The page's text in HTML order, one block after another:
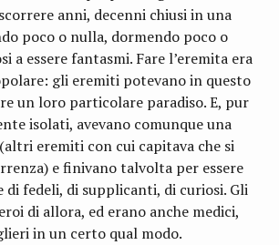
anni, decenni chiusi in una
poco o nulla, dormendo poco o
a essere fantasmi. Fare l’eremita era
gli eremiti potevano in questo
un loro particolare paradiso. E, pur
isolati, avevano comunque una
eremiti con cui capitava che si
e finivano talvolta per essere
di fedeli, di supplicanti, di curiosi. Gli
di allora, ed erano anche medici,
in un certo qual modo.